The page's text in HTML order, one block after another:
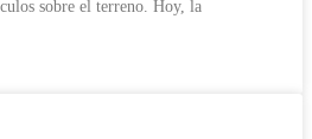
sobre el terreno. Hoy, la